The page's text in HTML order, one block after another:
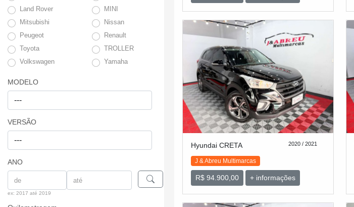
Land Rover
MINI
Mitsubishi
Nissan
Peugeot
Renault
Toyota
TROLLER
Volkswagen
Yamaha
MODELO
VERSÃO
ANO
ex: 2017 até 2019
Hyundai CRETA 2020 / 2021
J & Abreu Multimarcas
R$ 94.900,00 + informações